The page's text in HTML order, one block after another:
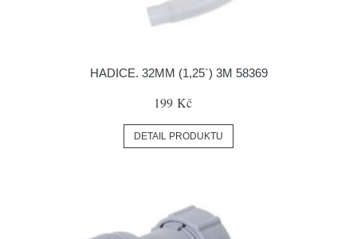
HADICE. 32MM (1,25`) 3M 58369
199 Kč
DETAIL PRODUKTU